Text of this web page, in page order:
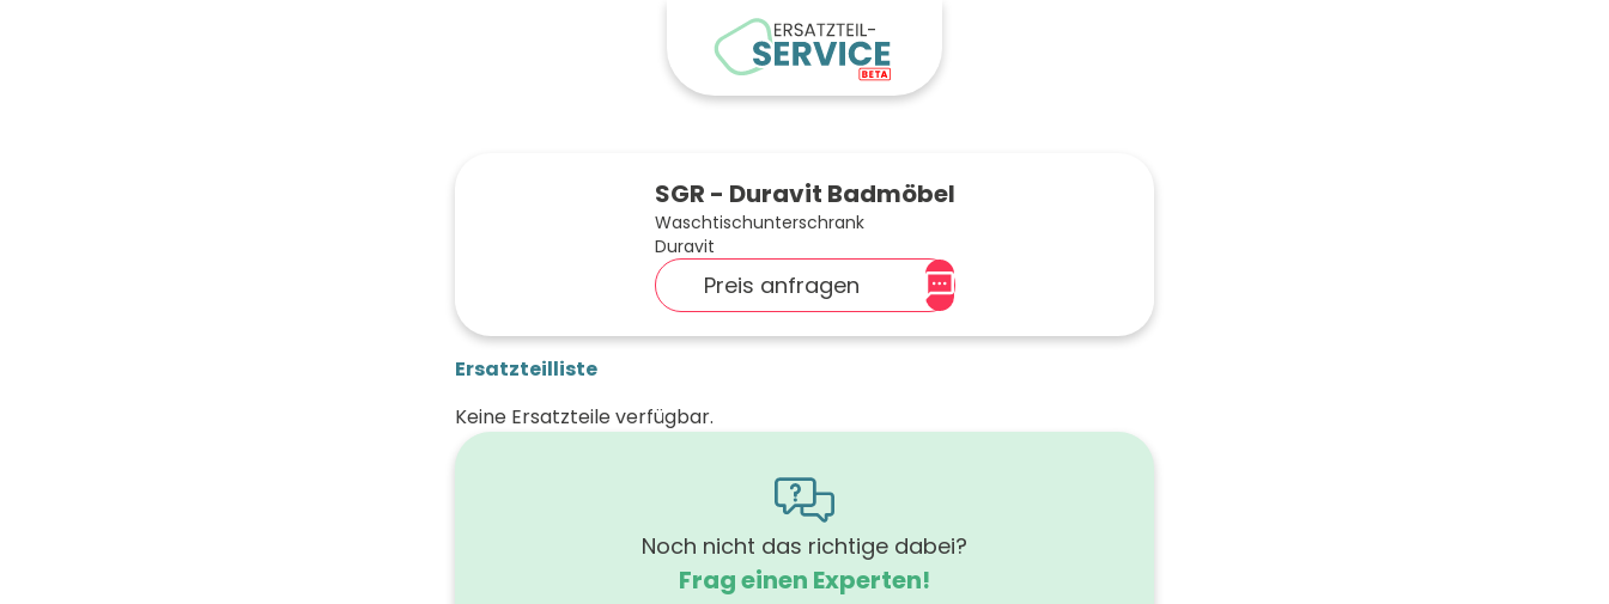
SGR - Duravit Badmöbel
Waschtischunterschrank
Duravit
Preis anfragen
Ersatzteilliste
Keine Ersatzteile verfügbar.
Noch nicht das richtige dabei?
Frag einen Experten!